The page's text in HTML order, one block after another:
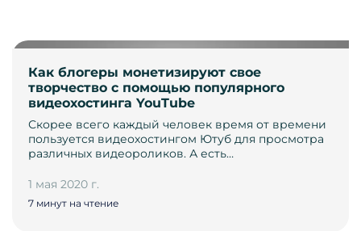
Как блогеры монетизируют свое
творчество с помощью популярного
видеохостинга YouTube
Скорее всего каждый человек время от времени
пользуется видеохостингом Ютуб для просмотра
различных видеороликов. А есть…
1 мая 2020 г.
7 минут на чтение